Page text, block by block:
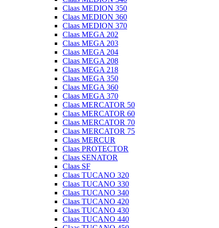
Claas MEDION 350
Claas MEDION 360
Claas MEDION 370
Claas MEGA 202
Claas MEGA 203
Claas MEGA 204
Claas MEGA 208
Claas MEGA 218
Claas MEGA 350
Claas MEGA 360
Claas MEGA 370
Claas MERCATOR 50
Claas MERCATOR 60
Claas MERCATOR 70
Claas MERCATOR 75
Claas MERCUR
Claas PROTECTOR
Claas SENATOR
Claas SF
Claas TUCANO 320
Claas TUCANO 330
Claas TUCANO 340
Claas TUCANO 420
Claas TUCANO 430
Claas TUCANO 440